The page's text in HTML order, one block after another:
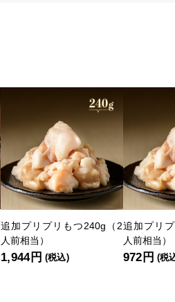
追加プリプリもつ240g（2
人前相当）
1,944円 (税込)
追加プリ
人前相当）
972円 (税